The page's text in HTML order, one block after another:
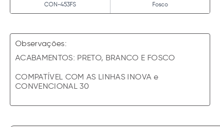
CON-453FS Fosco
Observações:
ACABAMENTOS: PRETO, BRANCO E FOSCO
COMPATÍVEL COM AS LINHAS INOVA e
CONVENCIONAL 30